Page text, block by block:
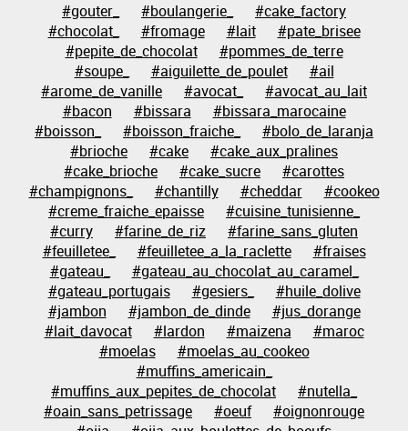
#gouter_ #boulangerie_
#cake_factory
#chocolat_
#fromage #lait
#pate_brisee
#pepite_de_chocolat
#pommes_de_terre
#soupe_
#aiguilette_de_poulet
#ail
#arome_de_vanille
#avocat_
#avocat_au_lait
#bacon
#bissara
#bissara_marocaine
#boisson_
#boisson_fraiche_
#bolo_de_laranja
#brioche
#cake
#cake_aux_pralines
#cake_brioche
#cake_sucre
#carottes
#champignons_
#chantilly #cheddar
#cookeo
#creme_fraiche_epaisse
#cuisine_tunisienne_
#curry
#farine_de_riz
#farine_sans_gluten
#feuilletee_
#feuilletee_a_la_raclette
#fraises
#gateau_
#gateau_au_chocolat_au_caramel_
#gateau_portugais
#gesiers_
#huile_dolive
#jambon
#jambon_de_dinde
#jus_dorange
#lait_davocat
#lardon #maizena
#maroc
#moelas
#moelas_au_cookeo
#muffins_americain_
#muffins_aux_pepites_de_chocolat
#nutella_
#oain_sans_petrissage
#oeuf
#oignonrouge